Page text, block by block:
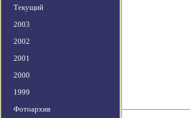
Текущий
2003
2002
2001
2000
1999
Фотоархив